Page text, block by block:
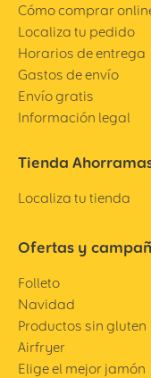
Cómo comprar
Localiza tu pedido
Horarios de entrega
Gastos de envío
Envío gratis
Información legal
Tienda
Localiza tu tienda
Ofertas y
Folleto
Navidad
Productos sin gluten
Airfryer
Elige el mejor jamón